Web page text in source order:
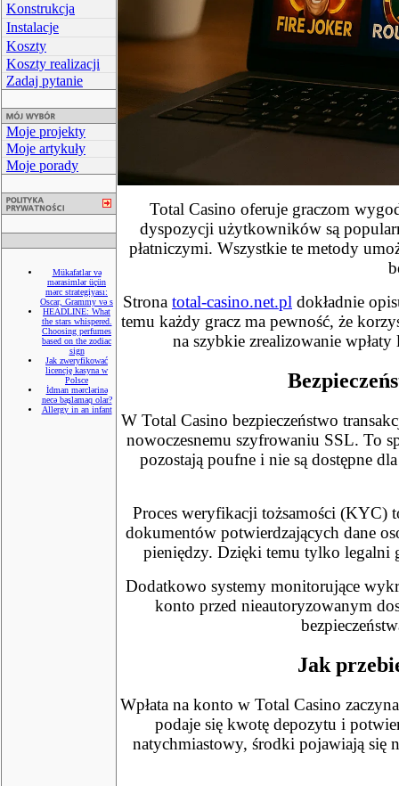
Konstrukcja
Instalacje
Koszty
Koszty realizacji
Zadaj pytanie
Moje projekty
Moje artykuły
Moje porady
Mükafatlar və
mərasimlər üçün
mərc strategiyası:
Oscar, Grammy və s
HEADLINE: What
the stars whispered.
Choosing perfumes
based on the zodiac
sign
Jak zweryfikować
licencję kasyna w
Polsce
İdman mərclərinə
necə başlamaq olar?
Allergy in an infant
Total Casino oferuje graczom
dyspozycji użytkowników są
płatniczymi. Wszystkie te metody
Strona total-casino.net.pl dokładnie
temu każdy gracz ma pewność, że
na szybkie zrealizowanie
W Total Casino bezpieczeństwo
nowoczesnemu szyfrowaniu SSL. To
pozostają poufne i nie są dostępne
Proces weryfikacji tożsamości (KYC)
dokumentów potwierdzających dane
pieniędzy. Dzięki temu tylko legalni
Dodatkowo systemy monitorujące
konto przed nieautoryzowanym
Jak
Wpłata na konto w Total Casino
podaje się kwotę depozytu i
natychmiastowy, środki pojawiają się